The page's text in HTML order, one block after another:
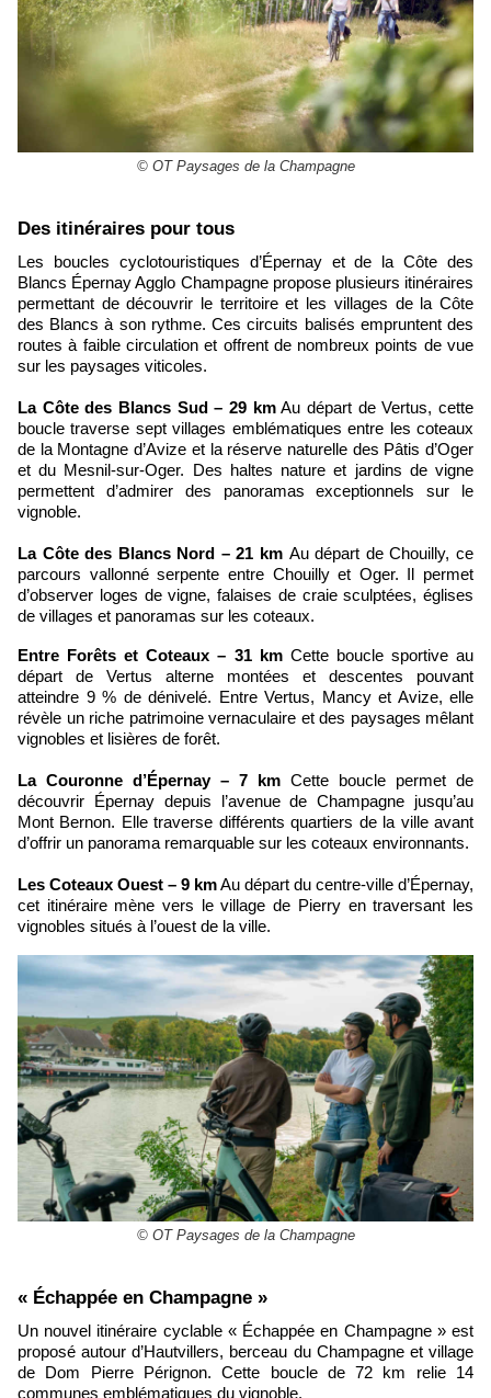
© OT Paysages de la Champagne
​Des itinéraires pour tous
Les boucles cyclotouristiques d’Épernay et de la Côte des
Blancs Épernay Agglo Champagne propose plusieurs itinéraires
permettant de découvrir le territoire et les villages de la Côte
des Blancs à son rythme. Ces circuits balisés empruntent des
routes à faible circulation et offrent de nombreux points de vue
sur les paysages viticoles.
La Côte des Blancs Sud – 29 kmAu départ de Vertus, cette
boucle traverse sept villages emblématiques entre les coteaux
de la Montagne d’Avize et la réserve naturelle des Pâtis d’Oger
et du Mesnil-sur-Oger. Des haltes nature et jardins de vigne
permettent d’admirer des panoramas exceptionnels sur le
vignoble.
La Côte des Blancs Nord – 21 km Au départ de Chouilly, ce
parcours vallonné serpente entre Chouilly et Oger. Il permet
d’observer loges de vigne, falaises de craie sculptées, églises
de villages et panoramas sur les coteaux.
Entre Forêts et Coteaux – 31 kmCette boucle sportive au
départ de Vertus alterne montées et descentes pouvant
atteindre 9 % de dénivelé. Entre Vertus, Mancy et Avize, elle
révèle un riche patrimoine vernaculaire et des paysages mêlant
vignobles et lisières de forêt.
La Couronne d’Épernay – 7 km Cette boucle permet de
découvrir Épernay depuis l’avenue de Champagne jusqu’au
Mont Bernon. Elle traverse différents quartiers de la ville avant
d’offrir un panorama remarquable sur les coteaux environnants.
Les Coteaux Ouest – 9 kmAu départ du centre-ville d’Épernay,
cet itinéraire mène vers le village de Pierry en traversant les
vignobles situés à l’ouest de la ville.
© OT Paysages de la Champagne
​« Échappée en Champagne »
Un nouvel itinéraire cyclable « Échappée en Champagne » est
proposé autour d’Hautvillers, berceau du Champagne et village
de Dom Pierre Pérignon. Cette boucle de 72 km relie 14
communes emblématiques du vignoble.